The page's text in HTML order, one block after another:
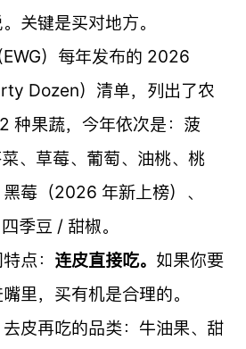
关键是买对地方。
）每年发布的 2026
Dozen）清单，列出了农
种果蔬，今年依次是：菠
、草莓、葡萄、油桃、桃
莓（2026 年新上榜）、
季豆 / 甜椒。
点： 连皮直接吃。 如果你要
里，买有机是合理的。
皮再吃的品类：牛油果、甜